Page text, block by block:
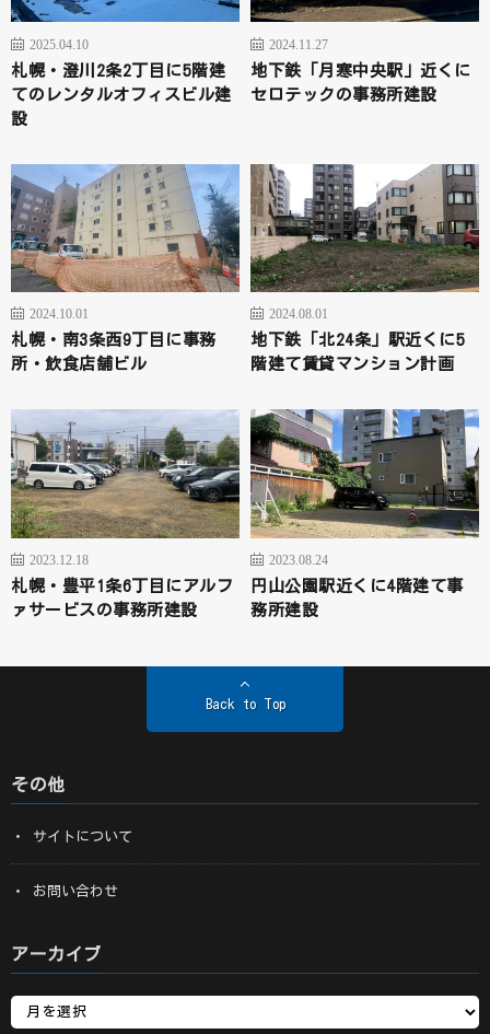
2025.04.10
札幌・澄川2条2丁目に5階建
てのレンタルオフィスビル建
設
2024.11.27
地下鉄「月寒中央駅」近くに
セロテックの事務所建設
2024.10.01
札幌・南3条西9丁目に事務
所・飲食店舗ビル
2024.08.01
地下鉄「北24条」駅近くに5
階建て賃貸マンション計画
2023.12.18
札幌・豊平1条6丁目にアルフ
ァサービスの事務所建設
2023.08.24
円山公園駅近くに4階建て事
務所建設
Back to Top
その他
サイトについて
お問い合わせ
アーカイブ